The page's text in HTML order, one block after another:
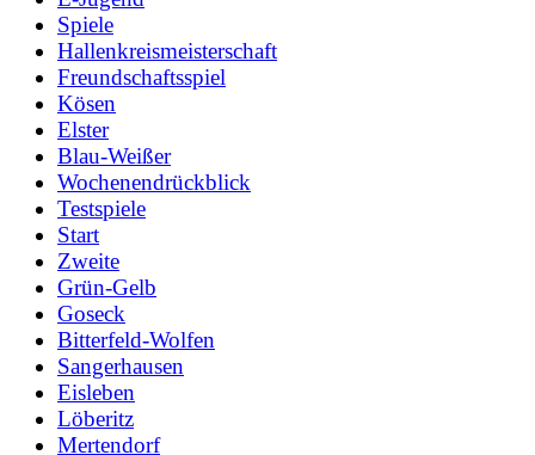
Spiele
Hallenkreismeisterschaft
Freundschaftsspiel
Kösen
Elster
Blau-Weißer
Wochenendrückblick
Testspiele
Start
Zweite
Grün-Gelb
Goseck
Bitterfeld-Wolfen
Sangerhausen
Eisleben
Löberitz
Mertendorf